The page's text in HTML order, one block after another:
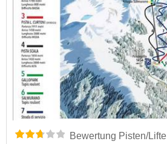
Bewertung Pisten/Lifte